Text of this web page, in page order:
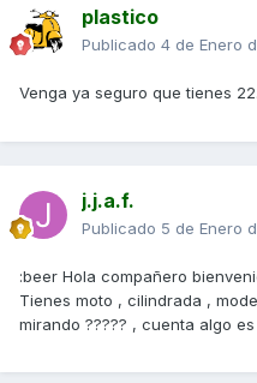
plastico
Publicado 4 de Enero
Venga ya seguro que tienes
j.j.a.f.
Publicado 5 de Enero
:beer Hola compañero
Tienes moto , cilindrada ,
mirando ????? , cuenta algo